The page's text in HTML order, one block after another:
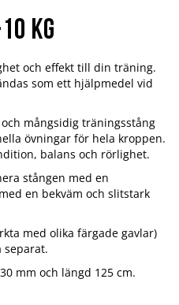
kg
och effekt till din träning.
som ett hjälpmedel vid
mångsidig träningsstång
övningar för hela kroppen.
balans och rörlighet.
stången med en
en bekväm och slitstark
med olika färgade gavlar)
separat.
mm och längd 125 cm.